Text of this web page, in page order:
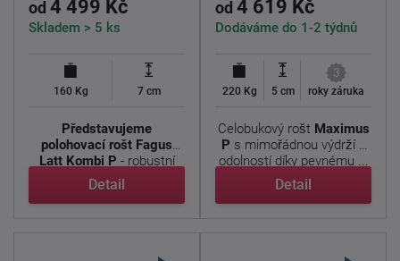
od 4 499 Kč
Skladem > 5 ks
160 Kg 7 cm
Představujeme
polohovací rošt Fagus
Latt Kombi P - robustní
laťový ...
Detail
od 4 619 Kč
Dodáváme do 1-2 týdnů
220 Kg 5 cm
3
roky záruka
Celobukový rošt Maximus
P s mimořádnou výdrží a
odolností díky pevnému ...
Detail